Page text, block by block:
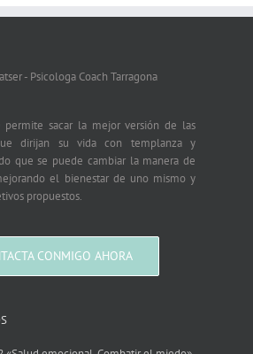
permite sacar la mejor versión de las
dirijan su vida con templanza y
que se puede cambiar la manera de
el bienestar de uno mismo y
propuestos.
CONMIGO AHORA